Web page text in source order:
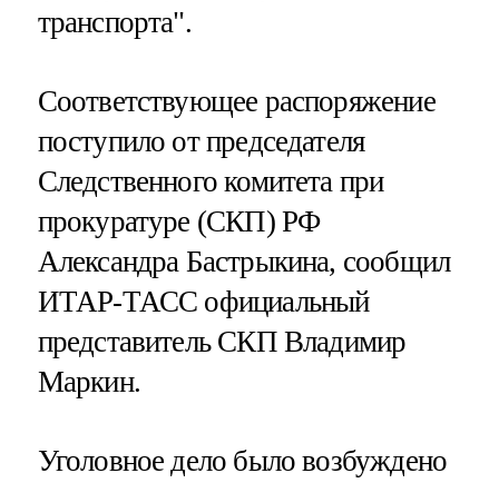
транспорта".
Соответствующее распоряжение
поступило от председателя
Следственного комитета при
прокуратуре (СКП) РФ
Александра Бастрыкина, сообщил
ИТАР-ТАСС официальный
представитель СКП Владимир
Маркин.
Уголовное дело было возбуждено